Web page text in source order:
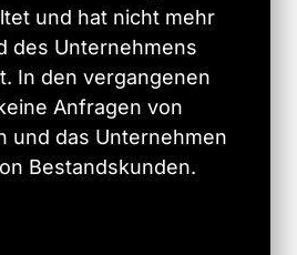
und hat nicht
des
In den
Anfragen
und das
Bestandskunden.